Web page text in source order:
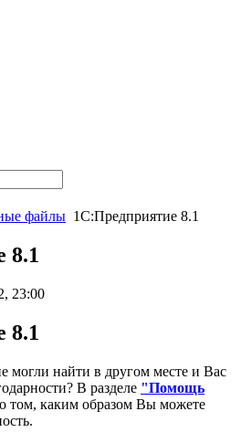
файлы 1С:Предприятие 8.1
8.1
23:00
8.1
могли найти в другом месте и Вас
В разделе "Помощь
том, каким образом Вы можете